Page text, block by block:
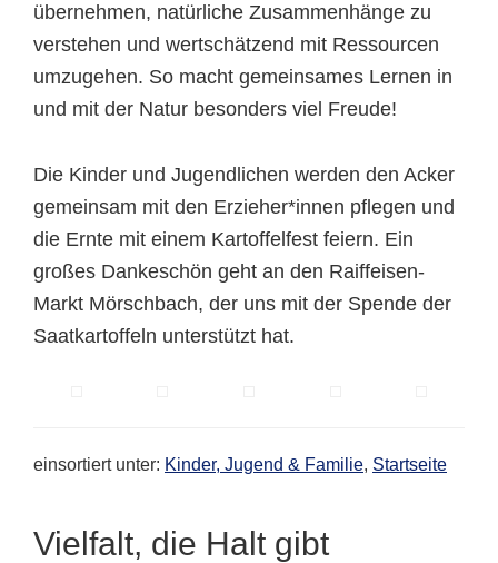
übernehmen, natürliche Zusammenhänge zu
verstehen und wertschätzend mit Ressourcen
umzugehen. So macht gemeinsames Lernen in
und mit der Natur besonders viel Freude!
Die Kinder und Jugendlichen werden den Acker
gemeinsam mit den Erzieher*innen pflegen und
die Ernte mit einem Kartoffelfest feiern. Ein
großes Dankeschön geht an den Raiffeisen-
Markt Mörschbach, der uns mit der Spende der
Saatkartoffeln unterstützt hat.
einsortiert unter: Kinder, Jugend & Familie, Startseite
Vielfalt, die Halt gibt